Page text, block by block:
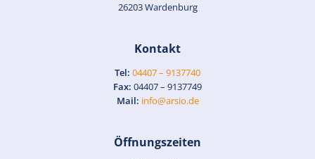
26203 Wardenburg
Kontakt
Tel: 04407 – 9137740
Fax: 04407 – 9137749
Mail: info@arsio.de
Öffnungszeiten